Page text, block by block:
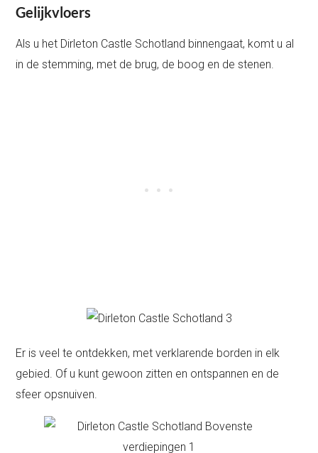
Gelijkvloers
Als u het Dirleton Castle Schotland binnengaat, komt u al
in de stemming, met de brug, de boog en de stenen.
Er is veel te ontdekken, met verklarende borden in elk
gebied. Of u kunt gewoon zitten en ontspannen en de
sfeer opsnuiven.